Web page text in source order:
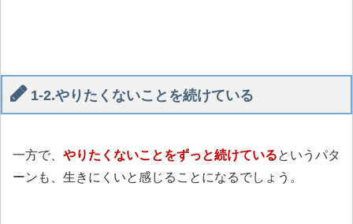
1-2.やりたくないことを続けている
一方で、 やりたくないことをずっと続けているというパタ
ーンも、生きにくいと感じることになるでしょう。